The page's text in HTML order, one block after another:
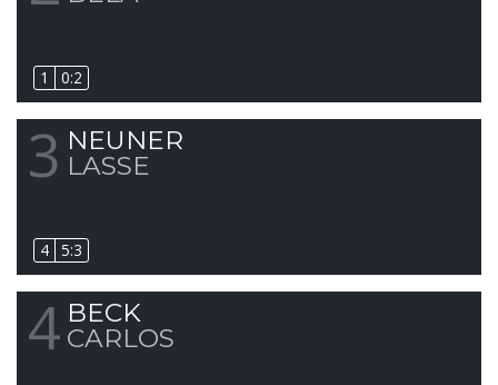
1 0:2
3 NEUNER
LASSE
4 5:3
4 BECK
CARLOS